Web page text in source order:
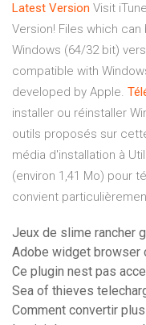
Latest Version Visit
Version! Files which can
Windows (64/32 bit)
compatible with
developed by Apple.
installer ou réinstaller
outils proposés sur
média d'installation à
(environ 1,41 Mo) pour
convient
Jeux de slime rancher
Adobe widget browser
Ce plugin nest pas
Sea of thieves
Comment convertir